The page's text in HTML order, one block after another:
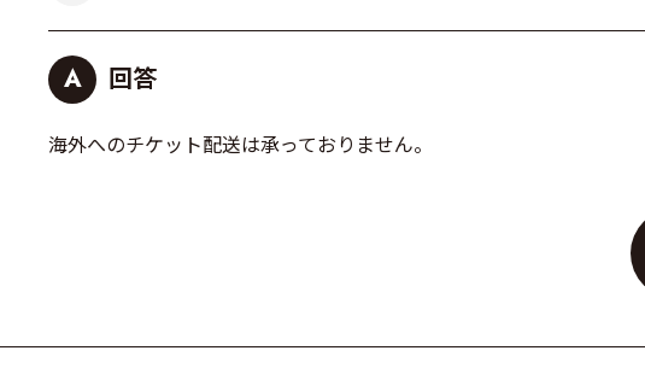
A 回答
海外へのチケット配送は承っておりません。